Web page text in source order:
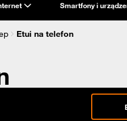
Smartfony i
Etui na telefon